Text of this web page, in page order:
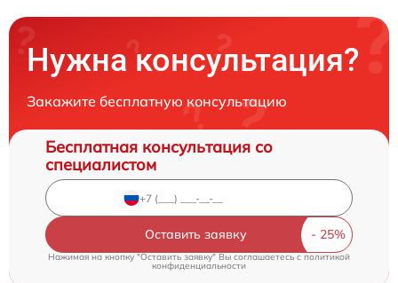
Нужна консультация?
Закажите бесплатную консультацию
Бесплатная консультация со
специалистом
Оставить заявку
Нажимая на кнопку "Оставить заявку" Вы соглашаетесь cполитикой
конфиденциальности